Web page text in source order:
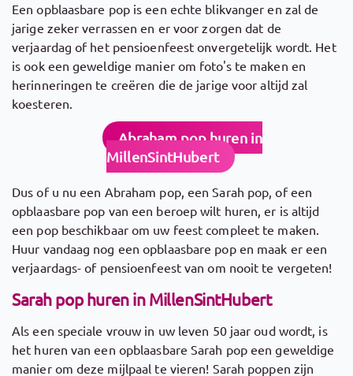
Een opblaasbare pop is een echte blikvanger en zal de
jarige zeker verrassen en er voor zorgen dat de
verjaardag of het pensioenfeest onvergetelijk wordt. Het
is ook een geweldige manier om foto's te maken en
herinneringen te creëren die de jarige voor altijd zal
koesteren.
Abraham pop huren in
MillenSintHubert
Dus of u nu een Abraham pop, een Sarah pop, of een
opblaasbare pop van een beroep wilt huren, er is altijd
een pop beschikbaar om uw feest compleet te maken.
Huur vandaag nog een opblaasbare pop en maak er een
verjaardags- of pensioenfeest van om nooit te vergeten!
Sarah pop huren in MillenSintHubert
Als een speciale vrouw in uw leven 50 jaar oud wordt, is
het huren van een opblaasbare Sarah pop een geweldige
manier om deze mijlpaal te vieren! Sarah poppen zijn